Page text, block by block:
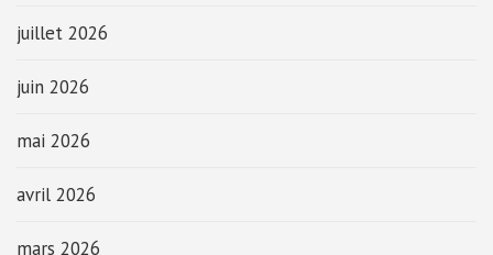
juillet 2026
juin 2026
mai 2026
avril 2026
mars 2026